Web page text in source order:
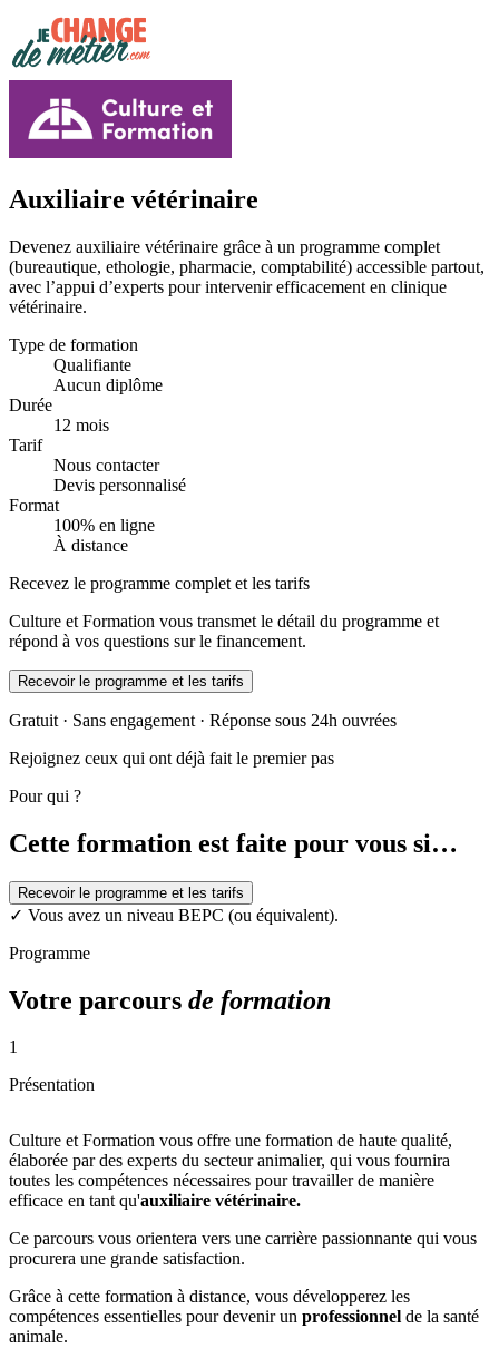
Auxiliaire vétérinaire
Devenez auxiliaire vétérinaire grâce à un programme complet
(bureautique, ethologie, pharmacie, comptabilité) accessible partout,
avec l’appui d’experts pour intervenir efficacement en clinique
vétérinaire.
Type de formation
Qualifiante
Aucun diplôme
Durée
12 mois
Tarif
Nous contacter
Devis personnalisé
Format
100% en ligne
À distance
Recevez le programme complet et les tarifs
Culture et Formation vous transmet le détail du programme et
répond à vos questions sur le financement.
Recevoir le programme et les tarifs
Gratuit · Sans engagement · Réponse sous 24h ouvrées
Rejoignez ceux qui ont déjà fait le premier pas
Pour qui ?
Cette formation est faite pour vous si…
Recevoir le programme et les tarifs
✓ Vous avez un niveau BEPC (ou équivalent).
Programme
Votre parcours de formation
1
Présentation
Culture et Formation vous offre une formation de haute qualité,
élaborée par des experts du secteur animalier, qui vous fournira
toutes les compétences nécessaires pour travailler de manière
efficace en tant qu'auxiliaire vétérinaire.
Ce parcours vous orientera vers une carrière passionnante qui vous
procurera une grande satisfaction.
Grâce à cette formation à distance, vous développerez les
compétences essentielles pour devenir un professionnel de la santé
animale.